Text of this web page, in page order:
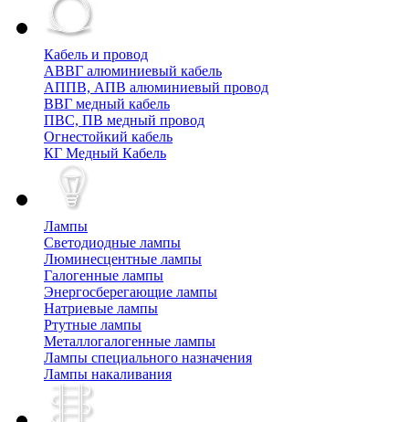
Кабель и провод
АВВГ алюминиевый кабель
АППВ, АПВ алюминиевый провод
ВВГ медный кабель
ПВС, ПВ медный провод
Огнестойкий кабель
КГ Медный Кабель
Лампы
Cветодиодные лампы
Люминесцентные лампы
Галогенные лампы
Энергосберегающие лампы
Натриевые лампы
Ртутные лампы
Металлогалогенные лампы
Лампы специального назначения
Лампы накаливания